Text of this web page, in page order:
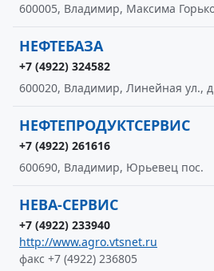
600005, Владимир, Максима
НЕФТЕБАЗА
+7 (4922) 324582
600020, Владимир, Линейная ул.,
НЕФТЕПРОДУКТСЕРВИС
+7 (4922) 261616
600690, Владимир, Юрьевец пос.
НЕВА-СЕРВИС
+7 (4922) 233940
http://www.agro.vtsnet.ru
факс +7 (4922) 236805